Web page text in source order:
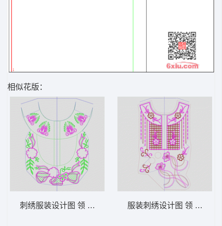
相似花版：
刺绣服装设计图 领 衣边下摆 中东阿拉伯 泰服装刺绣设计图 领 衣边下